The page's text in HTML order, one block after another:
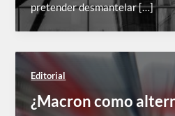
pretender desmantelar […]
Editorial
¿Macron como